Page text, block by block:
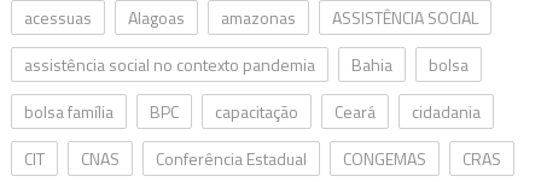
acessuas Alagoas amazonas
ASSISTÊNCIA SOCIAL
assistência social no contexto pandemia
Bahia
bolsa
bolsa família
BPC capacitação Ceará
cidadania
CIT
CNAS Conferência Estadual CONGEMAS
CRAS